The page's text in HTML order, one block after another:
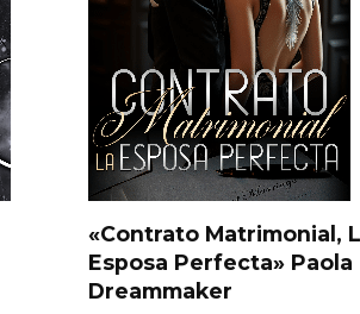
«Contrato Matrimonial,
Esposa Perfecta» Paola
Dreammaker